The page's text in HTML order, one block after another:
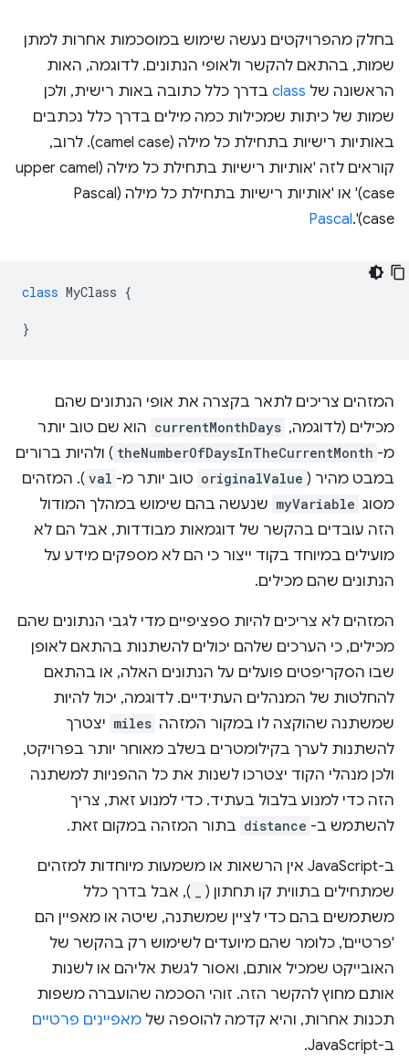
בחלק מהפרויקטים נעשה שימוש במוסכמות אחרות למתן
שמות, בהתאם להקשר ולאופי הנתונים. לדוגמה, האות
הראשונה של class בדרך כלל כתובה באות רישית, ולכן
שמות של כיתות שמכילות כמה מילים בדרך כלל נכתבים
באותיות רישיות בתחילת כל מילה (camel case). לרוב,
קוראים לזה 'אותיות רישיות בתחילת כל מילה (upper camel
case)' או 'אותיות רישיות בתחילת כל מילה (Pascal
case)'.
Pascal
class MyClass {
}
המזהים צריכים לתאר בקצרה את אופי הנתונים שהם
מכילים (לדוגמה, currentMonthDays הוא שם טוב יותר
מ- theNumberOfDaysInTheCurrentMonth ) ולהיות ברורים
במבט מהיר ( originalValue טוב יותר מ- val ). המזהים
מסוג myVariable שנעשה בהם שימוש במהלך המודול
הזה עובדים בהקשר של דוגמאות מבודדות, אבל הם לא
מועילים במיוחד בקוד ייצור כי הם לא מספקים מידע על
הנתונים שהם מכילים.
המזהים לא צריכים להיות ספציפיים מדי לגבי הנתונים שהם
מכילים, כי הערכים שלהם יכולים להשתנות בהתאם לאופן
שבו הסקריפטים פועלים על הנתונים האלה, או בהתאם
להחלטות של המנהלים העתידיים. לדוגמה, יכול להיות
שמשתנה שהוקצה לו במקור המזהה miles יצטרך
להשתנות לערך בקילומטרים בשלב מאוחר יותר בפרויקט,
ולכן מנהלי הקוד יצטרכו לשנות את כל ההפניות למשתנה
הזה כדי למנוע בלבול בעתיד. כדי למנוע זאת, צריך
להשתמש ב- distance בתור המזהה במקום זאת.
ב-JavaScript אין הרשאות או משמעות מיוחדות למזהים
שמתחילים בתווית קו תחתון (
), אבל בדרך כלל
משתמשים בהם כדי לציין שמשתנה, שיטה או מאפיין הם
'פרטיים', כלומר שהם מיועדים לשימוש רק בהקשר של
האובייקט שמכיל אותם, ואסור לגשת אליהם או לשנות
אותם מחוץ להקשר הזה. זוהי הסכמה שהועברה משפות
תכנות אחרות, והיא קדמה להוספה של מאפיינים פרטיים
ב-JavaScript.